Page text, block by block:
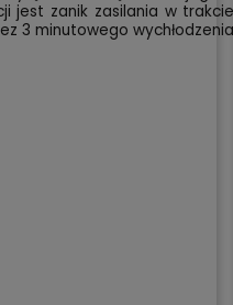
jest zanik zasilania w
3 minutowego